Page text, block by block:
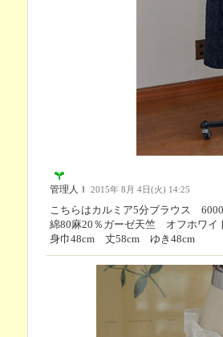
管理人Ｉ 2015年 8月 4日(火) 14:25
こちらはカルミア5分ブラウス
綿80麻20％ガーゼ天竺 オフホワイ
身巾48cm 丈58cm ゆき48cm